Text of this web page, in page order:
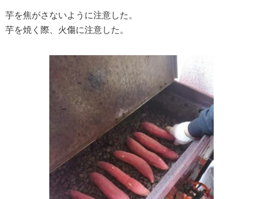
芋を焦がさないように注意した。
芋を焼く際、火傷に注意した。